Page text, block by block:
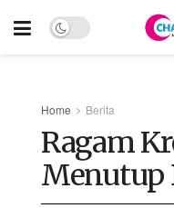
Home Berita
Ragam
Menutup